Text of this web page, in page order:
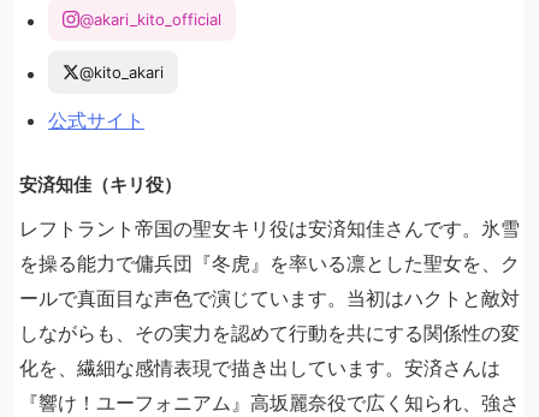
@akari_kito_official
@kito_akari
公式サイト
安済知佳（キリ役）
レフトラント帝国の聖女キリ役は安済知佳さんです。氷雪
を操る能力で傭兵団『冬虎』を率いる凛とした聖女を、ク
ールで真面目な声色で演じています。当初はハクトと敵対
しながらも、その実力を認めて行動を共にする関係性の変
化を、繊細な感情表現で描き出しています。安済さんは
『響け！ユーフォニアム』高坂麗奈役で広く知られ、強さ